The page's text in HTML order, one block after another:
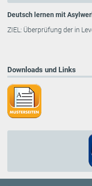
Deutsch lernen mit
ZIEL: Überprüfung der in
Downloads und Links